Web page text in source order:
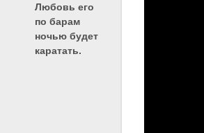
Любовь его
по барам
ночью будет
каратать.